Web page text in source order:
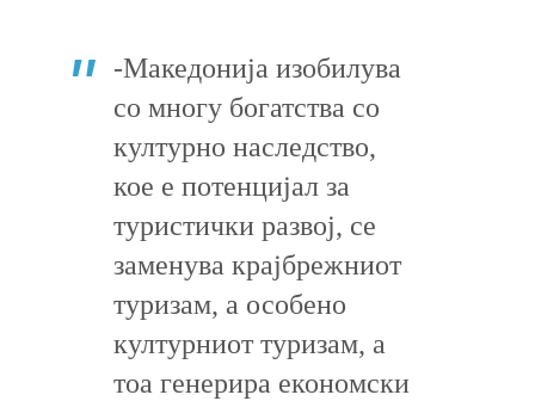
-Македонија изобилува
со многу богатства со
културно наследство,
кое е потенцијал за
туристички развој, се
заменува крајбрежниот
туризам, а особено
културниот туризам, а
тоа генерира економски